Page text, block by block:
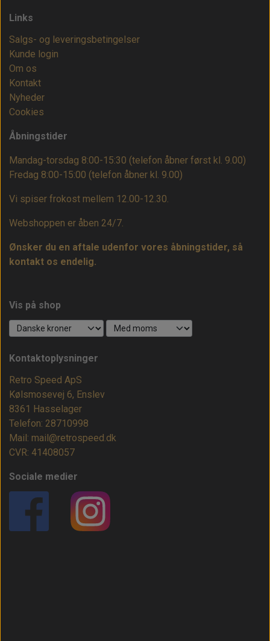
Links
Salgs- og leveringsbetingelser
Kunde login
Om os
Kontakt
Nyheder
Cookies
Åbningstider
Mandag-torsdag 8:00-15:30 (telefon åbner først kl. 9.00)
Fredag 8:00-15:00 (telefon åbner kl. 9.00)
Vi spiser frokost mellem 12.00-12.30.
Webshoppen er åben 24/7.
Ønsker du en aftale udenfor vores åbningstider, så
kontakt os endelig.
Vis på shop
Kontaktoplysninger
Retro Speed ApS
Kølsmosevej 6, Enslev
8361 Hasselager
Telefon: 28710998
Mail: mail@retrospeed.dk
CVR: 41408057
Sociale medier